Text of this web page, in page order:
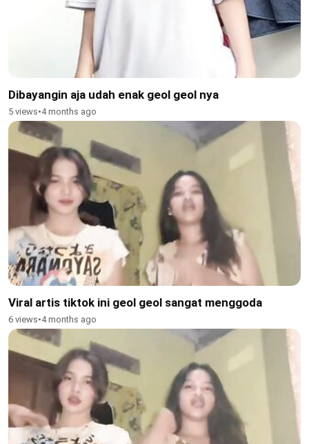
Dibayangin aja udah enak geol geol nya
5 views•4 months ago
Viral artis tiktok ini geol geol sangat menggoda
6 views•4 months ago